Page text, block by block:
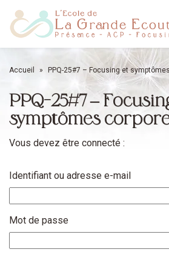
Accueil » PPQ-25#7 – Focusing et
PPQ-25#7 –
symptômes
Vous devez être connecté :
Identifiant ou adresse e-mail
Mot de passe